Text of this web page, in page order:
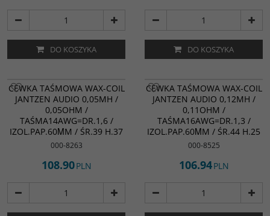
DO KOSZYKA DO KOSZYKA
CEWKA TAŚMOWA WAX-COIL
JANTZEN AUDIO 0,05MH /
0,05OHM /
TAŚMA14AWG=DR.1,6 /
IZOL.PAP.60ΜM / ŚR.39 H.37
000-8263
108.90PLN
CEWKA TAŚMOWA WAX-COIL
JANTZEN AUDIO 0,12MH /
0,11OHM /
TAŚMA16AWG=DR.1,3 /
IZOL.PAP.60ΜM / ŚR.44 H.25
000-8525
106.94PLN